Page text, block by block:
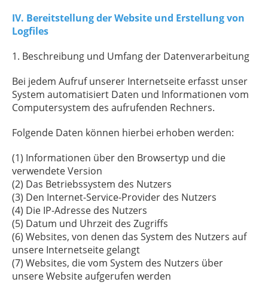
IV. Bereitstellung der Website und Erstellung von
Logfiles
1. Beschreibung und Umfang der Datenverarbeitung
Bei jedem Aufruf unserer Internetseite erfasst unser
System automatisiert Daten und Informationen vom
Computersystem des aufrufenden Rechners.
Folgende Daten können hierbei erhoben werden:
(1) Informationen über den Browsertyp und die
verwendete Version
(2) Das Betriebssystem des Nutzers
(3) Den Internet-Service-Provider des Nutzers
(4) Die IP-Adresse des Nutzers
(5) Datum und Uhrzeit des Zugriffs
(6) Websites, von denen das System des Nutzers auf
unsere Internetseite gelangt
(7) Websites, die vom System des Nutzers über
unsere Website aufgerufen werden